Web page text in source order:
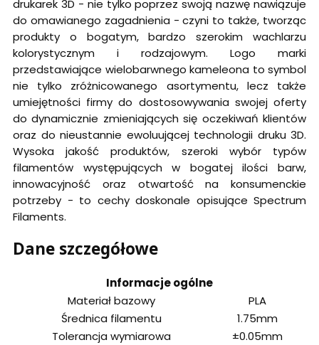
drukarek 3D - nie tylko poprzez swoją nazwę nawiązuje
do omawianego zagadnienia - czyni to także, tworząc
produkty o bogatym, bardzo szerokim wachlarzu
kolorystycznym i rodzajowym. Logo marki
przedstawiające wielobarwnego kameleona to symbol
nie tylko zróżnicowanego asortymentu, lecz także
umiejętności firmy do dostosowywania swojej oferty
do dynamicznie zmieniających się oczekiwań klientów
oraz do nieustannie ewoluującej technologii druku 3D.
Wysoka jakość produktów, szeroki wybór typów
filamentów występujących w bogatej ilości barw,
innowacyjność oraz otwartość na konsumenckie
potrzeby - to cechy doskonale opisujące Spectrum
Filaments.
Dane szczegółowe
Informacje ogólne
Materiał bazowy
PLA
Średnica filamentu
1.75mm
Tolerancja wymiarowa
±0.05mm